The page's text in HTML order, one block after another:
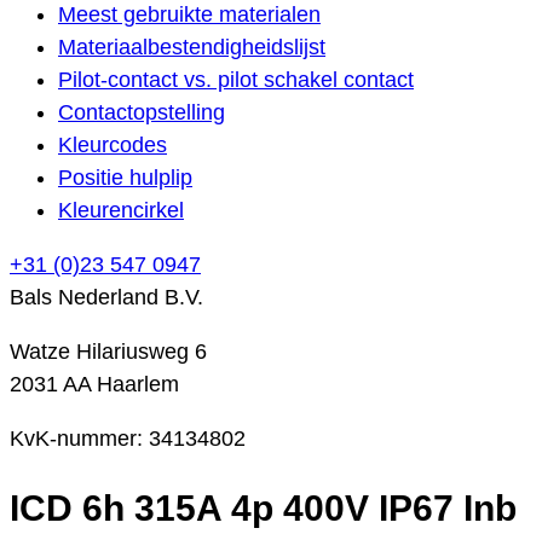
Meest gebruikte materialen
Materiaalbestendigheidslijst
Pilot-contact vs. pilot schakel contact
Contactopstelling
Kleurcodes
Positie hulplip
Kleurencirkel
+31 (0)23 547 0947
Bals Nederland B.V.
Watze Hilariusweg 6
2031 AA Haarlem
KvK-nummer: 34134802
ICD 6h 315A 4p 400V IP67 Inb